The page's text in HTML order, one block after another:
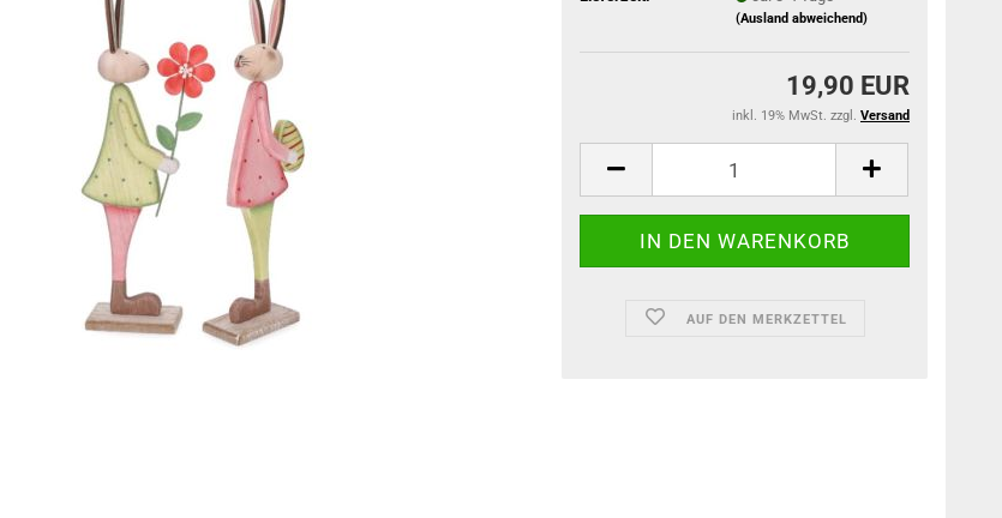
(Ausland abweichend)
19,90 EUR
inkl. 19% MwSt. zzgl. Versand
AUF DEN MERKZETTEL